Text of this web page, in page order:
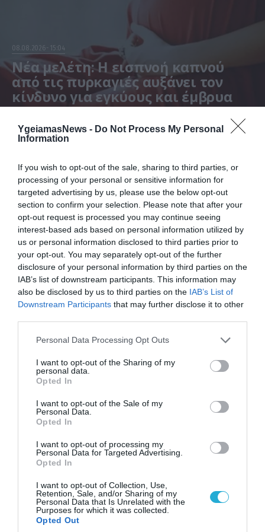
YgeiamasNews - Do Not Process My Personal
Information
If you wish to opt-out of the sale, sharing to third parties, or
processing of your personal or sensitive information for
targeted advertising by us, please use the below opt-out
section to confirm your selection. Please note that after your
opt-out request is processed you may continue seeing
interest-based ads based on personal information utilized by
us or personal information disclosed to third parties prior to
your opt-out. You may separately opt-out of the further
disclosure of your personal information by third parties on the
IAB’s list of downstream participants. This information may
also be disclosed by us to third parties on the IAB’s List of
Downstream Participants that may further disclose it to other
Please note that this website/app uses one or more Google
not limited to your visit or usage behaviour. You may click to
grant or deny consent to Google and its third-party tags to
use your data for below specified purposes in below Google
consent section.
Personal Data Processing Opt Outs
I want to opt-out of the Sharing of my
personal data.
Opted In
I want to opt-out of the Sale of my
Personal Data.
Opted In
I want to opt-out of processing my
Personal Data for Targeted Advertising.
Opted In
I want to opt-out of Collection, Use,
Retention, Sale, and/or Sharing of my
Personal Data that Is Unrelated with the
Purposes for which it was collected.
Opted Out
08.08.2026 15:04
Νέα μελέτη: Η εισπνοή καπνού
από τις πυρκαγιές αυξάνει τον
κίνδυνο για εγκύους και έμβρυα
07.08.2026 15:10
Επιστήμονες δημιούργησαν για
AI – Οι προειδοποιήσεις για τη
βιοασφάλεια